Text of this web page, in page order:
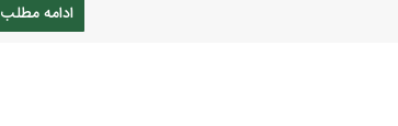
ادامه مطلب